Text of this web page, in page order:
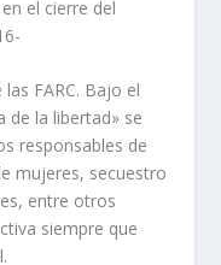
el cierre del
FARC. Bajo el
de la libertad» se
responsables de
mujeres, secuestro
entre otros
siempre que